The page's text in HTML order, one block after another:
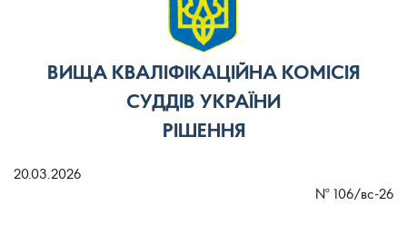
ВИЩА КВАЛІФІКАЦІЙНА КОМІСІЯ
СУДДІВ УКРАЇНИ
РІШЕННЯ
20.03.2026
№ 106/вс-26